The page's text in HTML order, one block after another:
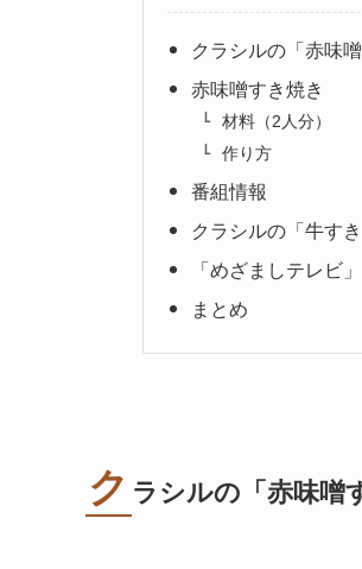
クラシルの「赤味
赤味噌すき焼き
材料（2人分）
作り方
番組情報
クラシルの「牛す
「めざましテレビ
まとめ
ク ラシルの「赤味噌